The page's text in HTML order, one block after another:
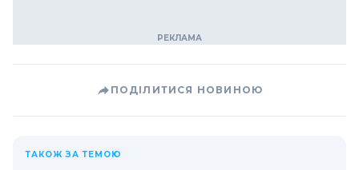
ПОДІЛИТИСЯ НОВИНОЮ
ТАКОЖ ЗА ТЕМОЮ